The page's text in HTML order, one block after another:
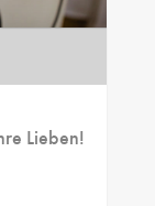
Lieben!